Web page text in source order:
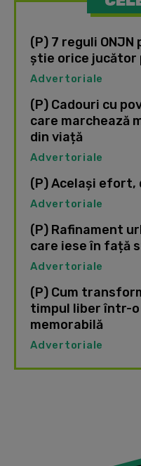
(P) 7 reguli
știe orice jucător
Advertoriale
(P) Cadouri cu
care marchează
din viață
Advertoriale
(P) Același efort,
Advertoriale
(P) Rafinament
care iese în față
Advertoriale
(P) Cum
timpul liber într-
memorabilă
Advertoriale